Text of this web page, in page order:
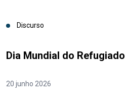
Discurso
Dia Mundial do Refugiado
20 junho 2026